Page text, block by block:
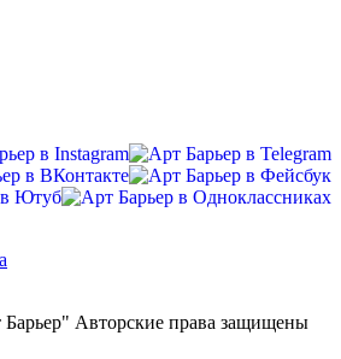
Авторские права защищены